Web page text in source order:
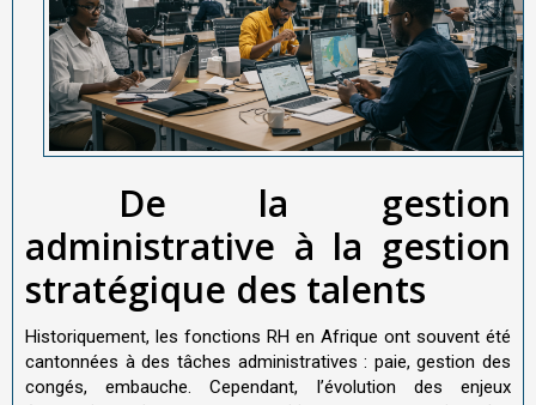
De la gestion
administrative à la gestion
stratégique des talents
Historiquement, les fonctions RH en Afrique ont souvent été
cantonnées à des tâches administratives : paie, gestion des
congés, embauche. Cependant, l’évolution des enjeux